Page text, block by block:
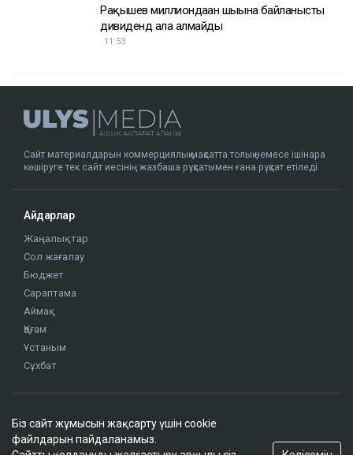
Рақышев миллиондаған шығынға байланысты
дивиденд ала алмайды
11:53
Сайт материалдарын коммерциялық мақсатта толық немесе ішінара
көшіруге тек сайт иесінің жазбаша рұқсатымен ғана рұқсат етіледі.
Айдарлар
Жаңалықтар
Сол жағалау
Бюджет
Сараптама
Аймақ
Қоғам
Ұстаным
Сұхбат
Жоба туралы
Сайт ережелері
Біз сайт жұмысын жақсарту үшін cookie
файлдарын пайдаланамыз.